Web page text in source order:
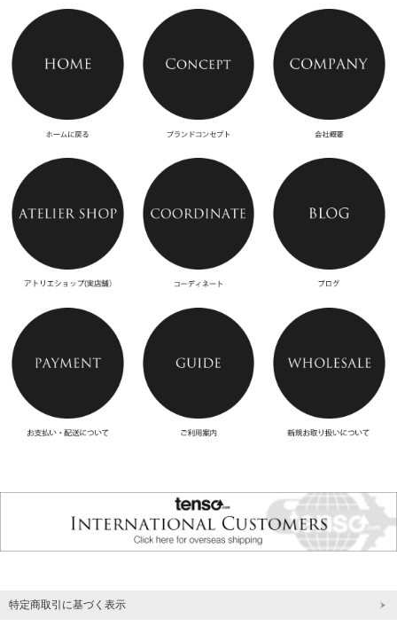
特定商取引に基づく表示